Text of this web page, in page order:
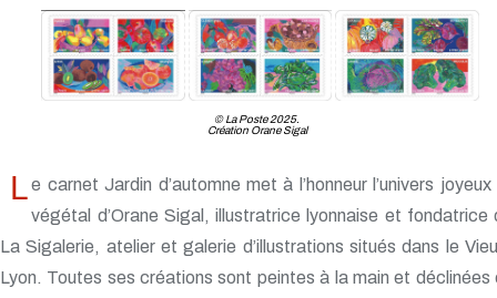
© La Poste 2025.
Création Orane Sigal
Le carnet Jardin d’automne met à l’honneur l’univers
végétal d’Orane Sigal, illustratrice lyonnaise et fondatrice
La Sigalerie, atelier et galerie d’illustrations situés dans le
Lyon. Toutes ses créations sont peintes à la main et déclinées